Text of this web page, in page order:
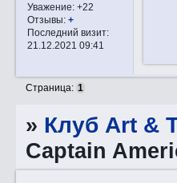
Уважение: +22
Отзывы: +
Последний визит:
21.12.2021 09:41
Страница: 1
» Клуб Art &
Captain